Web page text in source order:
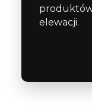
elewacji.